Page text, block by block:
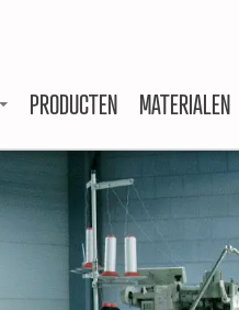
PRODUCTEN MATERIALEN